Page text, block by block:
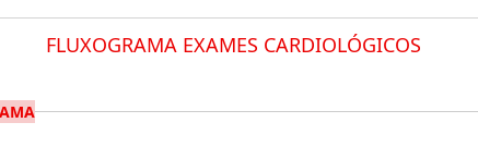
FLUXOGRAMA EXAMES CARDIOLÓGICOS